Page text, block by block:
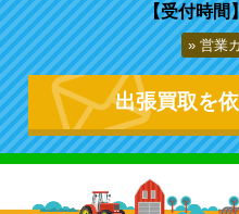
【受付時間
営業
出張買取を